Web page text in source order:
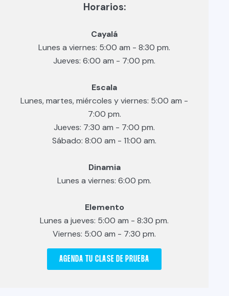
Horarios:
Cayalá
Lunes a viernes: 5:00 am - 8:30 pm.
Jueves: 6:00 am - 7:00 pm.
Escala
Lunes, martes, miércoles y viernes: 5:00 am -
7:00 pm.
Jueves: 7:30 am - 7:00 pm.
Sábado: 8:00 am - 11:00 am.
Dinamia
Lunes a viernes: 6:00 pm.
Elemento
Lunes a jueves: 5:00 am - 8:30 pm.
Viernes: 5:00 am - 7:30 pm.
AGENDA TU CLASE DE PRUEBA